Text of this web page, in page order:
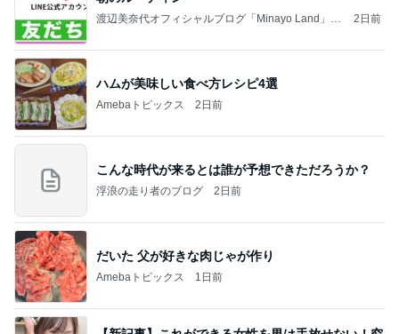
渡辺美奈代オフィシャルブログ「Minayo Land」P
2日前
ハムが美味しい食べ方レシピ4選
Amebaトピックス 2日前
こんな時代が来るとは誰が予想できただろうか？
浮浪の走り者のブログ 2日前
だいた 父が好きな肉じゃが作り
Amebaトピックス 1日前